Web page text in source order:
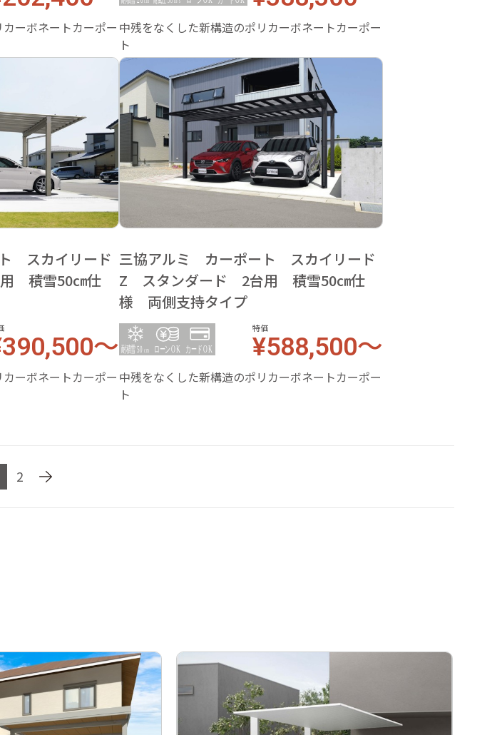
ーボネートカーポー 中残をなくした新構造のポリカーボネートカーポー
ト
スカイリード
積雪50㎝仕
～
ーボネートカーポー
三協アルミ カーポート スカイリード
Z スタンダード 2台用 積雪50㎝仕
様 両側支持タイプ
特価
¥588,500～
中残をなくした新構造のポリカーボネートカーポー
ト
2